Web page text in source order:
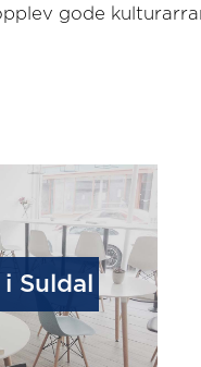
gode
Suldal